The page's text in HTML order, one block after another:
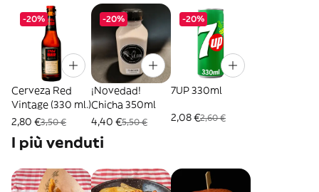
-20%
Cerveza Red
Vintage (330 ml.)
2,80 €3,50 €
-20%
¡Novedad!
Chicha 350ml
4,40 €5,50 €
-20%
7UP 330ml
2,08 €2,60 €
I più venduti